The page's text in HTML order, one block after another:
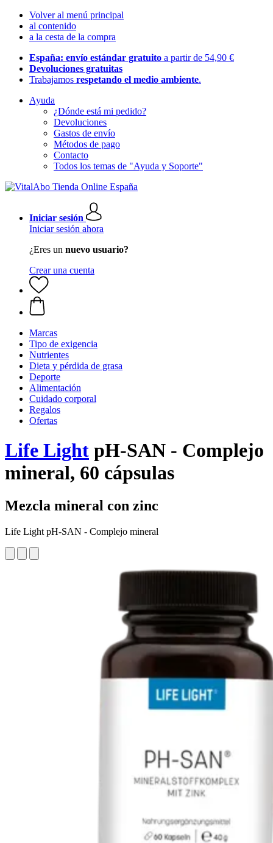
Volver al menú principal
al contenido
a la cesta de la compra
España: envío estándar gratuito a partir de 54,90 €
Devoluciones gratuitas
Trabajamos respetando el medio ambiente.
Ayuda
¿Dónde está mi pedido?
Devoluciones
Gastos de envío
Métodos de pago
Contacto
Todos los temas de "Ayuda y Soporte"
Iniciar sesión
Iniciar sesión ahora
¿Eres un nuevo usuario?
Crear una cuenta
Marcas
Tipo de exigencia
Nutrientes
Dieta y pérdida de grasa
Deporte
Alimentación
Cuidado corporal
Regalos
Ofertas
Life Light pH-SAN - Complejo
mineral, 60 cápsulas
Mezcla mineral con zinc
Life Light pH-SAN - Complejo mineral